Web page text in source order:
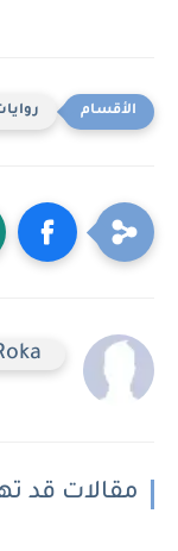
مقالات قد